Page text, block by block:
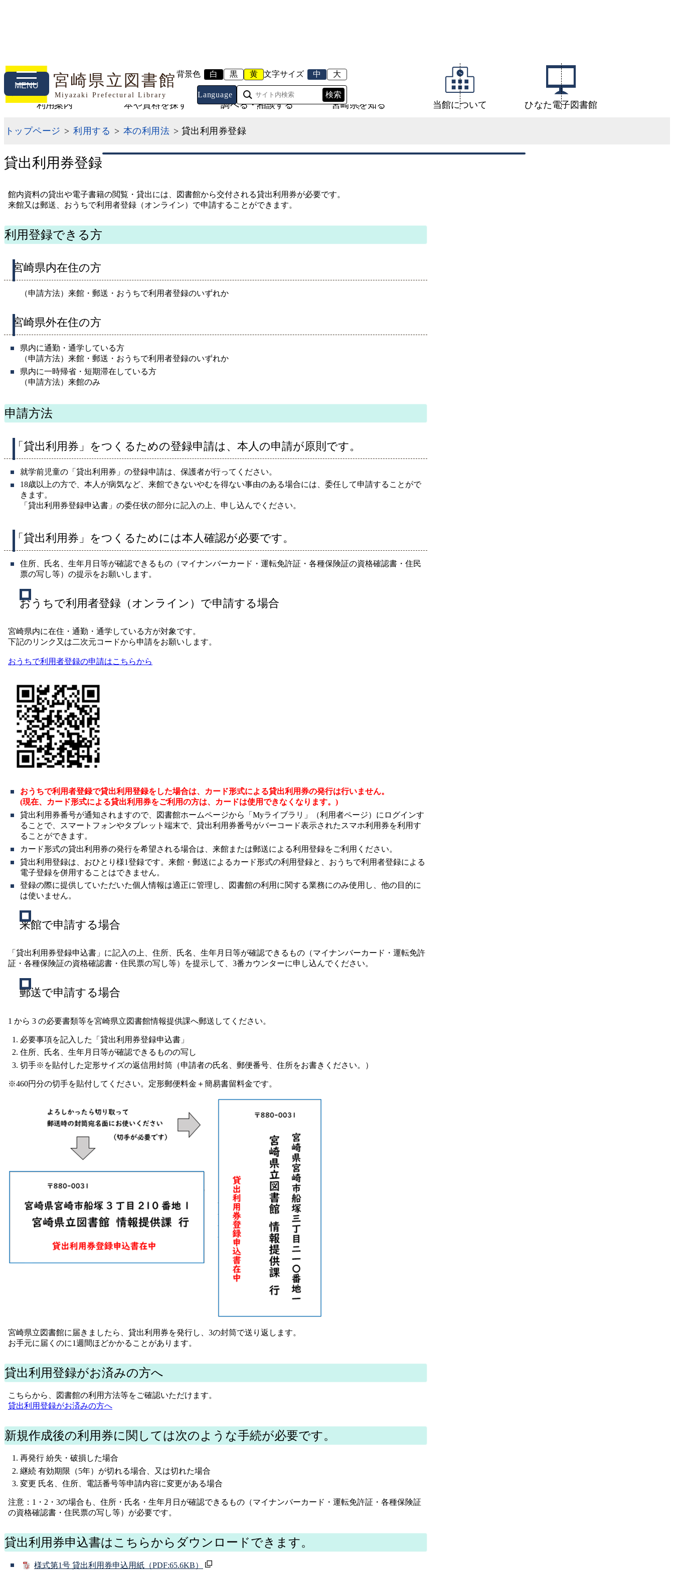
宮崎県立図書館
Miyazaki Prefectural Library
背景色 白 黒 黄 文字サイズ 中 大
Language
MENU
利用案内 本や資料を探す 調べる・相談する 宮崎県を知る 当館について ひなた電子図書館
トップページ > 利用する > 本の利用法 > 貸出利用券登録
貸出利用券登録
館内資料の貸出や電子書籍の閲覧・貸出には、図書館から交付される貸出利用券が必要です。
来館又は郵送、おうちで利用者登録（オンライン）で申請することができます。
利用登録できる方
宮崎県内在住の方
（申請方法）来館・郵送・おうちで利用者登録のいずれか
宮崎県外在住の方
県内に通勤・通学している方
（申請方法）来館・郵送・おうちで利用者登録のいずれか
県内に一時帰省・短期滞在している方
（申請方法）来館のみ
申請方法
「貸出利用券」をつくるための登録申請は、本人の申請が原則です。
就学前児童の「貸出利用券」の登録申請は、保護者が行ってください。
18歳以上の方で、本人が病気など、来館できないやむを得ない事由のある場合には、委任して申請することがで
きます。
「貸出利用券登録申込書」の委任状の部分に記入の上、申し込んでください。
「貸出利用券」をつくるためには本人確認が必要です。
住所、氏名、生年月日等が確認できるもの（マイナンバーカード・運転免許証・各種保険証の資格確認書・住民
票の写し等）の提示をお願いします。
おうちで利用者登録（オンライン）で申請する場合
宮崎県内に在住・通勤・通学している方が対象です。
下記のリンク又は二次元コードから申請をお願いします。
おうちで利用者登録の申請はこちらから
おうちで利用者登録で貸出利用登録をした場合は、カード形式による貸出利用券の発行は行いません。
(現在、カード形式による貸出利用券をご利用の方は、カードは使用できなくなります。)
貸出利用券番号が通知されますので、図書館ホームページから「Myライブラリ」（利用者ページ）にログインす
ることで、スマートフォンやタブレット端末で、貸出利用券番号がバーコード表示されたスマホ利用券を利用す
ることができます。
カード形式の貸出利用券の発行を希望される場合は、来館または郵送による利用登録をご利用ください。
貸出利用登録は、おひとり様1登録です。来館・郵送によるカード形式の利用登録と、おうちで利用者登録による
電子登録を併用することはできません。
登録の際に提供していただいた個人情報は適正に管理し、図書館の利用に関する業務にのみ使用し、他の目的に
は使いません。
来館で申請する場合
「貸出利用券登録申込書」に記入の上、住所、氏名、生年月日等が確認できるもの（マイナンバーカード・運転免許
証・各種保険証の資格確認書・住民票の写し等）を提示して、3番カウンターに申し込んでください。
郵送で申請する場合
1 から 3 の必要書類等を宮崎県立図書館情報提供課へ郵送してください。
必要事項を記入した「貸出利用券登録申込書」
住所、氏名、生年月日等が確認できるものの写し
切手※を貼付した定形サイズの返信用封筒（申請者の氏名、郵便番号、住所をお書きください。）
※460円分の切手を貼付してください。定形郵便料金＋簡易書留料金です。
宮崎県立図書館に届きましたら、貸出利用券を発行し、3の封筒で送り返します。
お手元に届くのに1週間ほどかかることがあります。
貸出利用登録がお済みの方へ
こちらから、図書館の利用方法等をご確認いただけます。
貸出利用登録がお済みの方へ
新規作成後の利用券に関しては次のような手続が必要です。
再発行 紛失・破損した場合
継続 有効期限（5年）が切れる場合、又は切れた場合
変更 氏名、住所、電話番号等申請内容に変更がある場合
注意：1・2・3の場合も、住所・氏名・生年月日が確認できるもの（マイナンバーカード・運転免許証・各種保険証
の資格確認書・住民票の写し等）が必要です。
貸出利用券申込書はこちらからダウンロードできます。
様式第1号 貸出利用券申込用紙 （PDF:65.6KB）